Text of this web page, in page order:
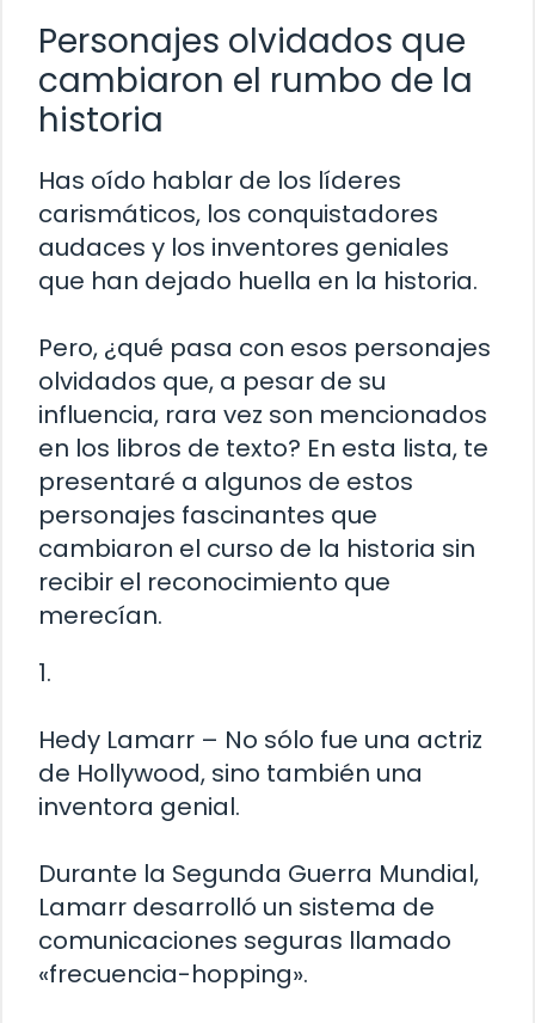
Personajes olvidados que
cambiaron el rumbo de la
historia
Has oído hablar de los líderes
carismáticos, los conquistadores
audaces y los inventores geniales
que han dejado huella en la historia.
Pero, ¿qué pasa con esos personajes
olvidados que, a pesar de su
influencia, rara vez son mencionados
en los libros de texto? En esta lista, te
presentaré a algunos de estos
personajes fascinantes que
cambiaron el curso de la historia sin
recibir el reconocimiento que
merecían.
1.
Hedy Lamarr – No sólo fue una actriz
de Hollywood, sino también una
inventora genial.
Durante la Segunda Guerra Mundial,
Lamarr desarrolló un sistema de
comunicaciones seguras llamado
«frecuencia-hopping».